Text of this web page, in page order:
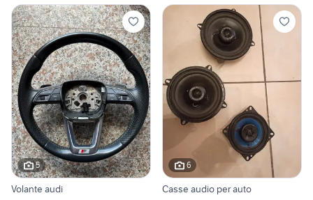
5
Volante audi
6
Casse audio per auto